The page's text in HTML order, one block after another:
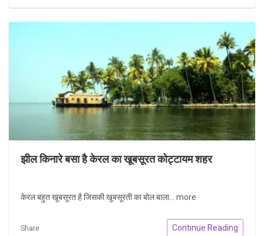
झील किनारे बसा है केरल का खूबसूरत कोट्टायम शहर
केरल बहुत खूबसूरत है जिसकी खूबसूरती का बोल बाला... more
Share Continue Reading